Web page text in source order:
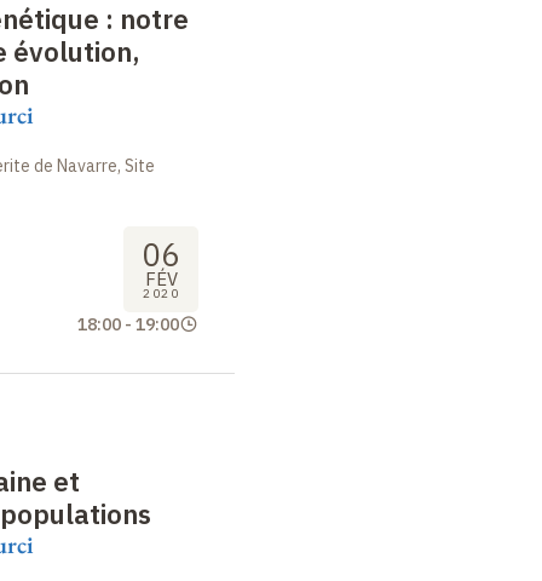
: notre
évolution,
de Navarre, Site
06
FÉV
2020
18:00 - 19:00
et